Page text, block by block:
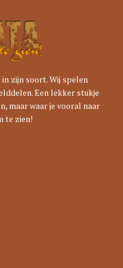
in zijn soort. Wij spelen
Een lekker stukje
maar waar je vooral naar
te zien!